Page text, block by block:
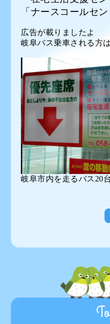
「ナースコールセン
広告が載りましたよ
岐阜バス乗車される方
岐阜市内を走るバス20